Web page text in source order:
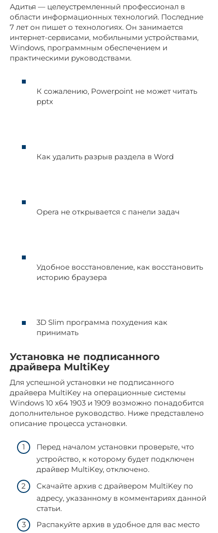
Адитья — целеустремленный профессионал в
области информационных технологий. Последние
7 лет он пишет о технологиях. Он занимается
интернет-сервисами, мобильными устройствами,
Windows, программным обеспечением и
практическими руководствами.
К сожалению, Powerpoint не может читать
pptx
Как удалить разрыв раздела в Word
Opera не открывается с панели задач
Удобное восстановление, как восстановить
историю браузера
3D Slim программа похудения как
принимать
Установка не подписанного
драйвера MultiKey
Для успешной установки не подписанного
драйвера MultiKey на операционные системы
Windows 10 x64 1903 и 1909 возможно понадобится
дополнительное руководство. Ниже представлено
описание процесса установки.
Перед началом установки проверьте, что
устройство, к которому будет подключен
драйвер MultiKey, отключено.
Скачайте архив с драйвером MultiKey по
адресу, указанному в комментариях данной
статьи.
Распакуйте архив в удобное для вас место